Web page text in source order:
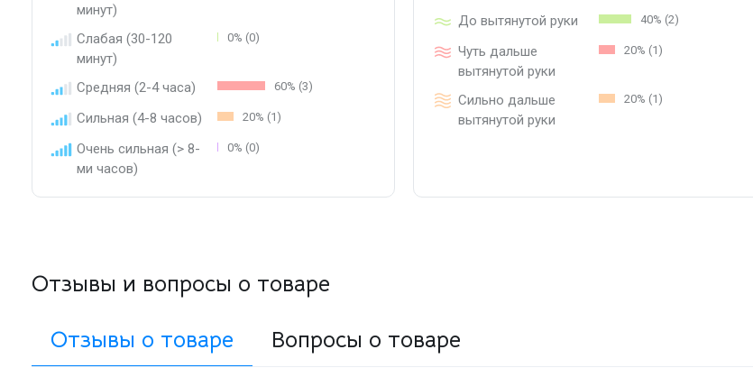
минут)
Слабая (30-120
минут)
0% (0)
Средняя (2-4 часа) 60% (3)
Сильная (4-8 часов) 20% (1)
Очень сильная (> 8-
ми часов)
0% (0)
До вытянутой руки 40% (2)
Чуть дальше
вытянутой руки
20% (1)
Сильно дальше
вытянутой руки
20% (1)
Отзывы и вопросы о товаре
Отзывы о товаре
Вопросы о товаре